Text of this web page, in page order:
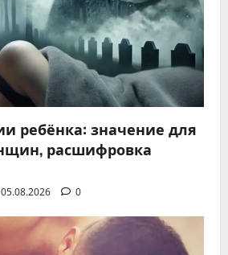
ребёнка: значение для
расшифровка
05.08.2026 0